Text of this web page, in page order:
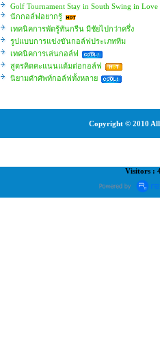
Golf Tournament Stay in South Swing in Love
นักกอล์ฟอยากรู้
เทคนิคการพัตรู้ทันกรีน มีชัยไปกว่าครึ่ง
รูปแบบการแข่งขันกอล์ฟประเภททีม
เทคนิคการเล่นกอล์ฟ
สูตรคิดคะแนนแต้มต่อกอล์ฟ
นิยามคำศัพท์กอล์ฟทั้งหลาย
Copyright © 2010 All
Visitors :